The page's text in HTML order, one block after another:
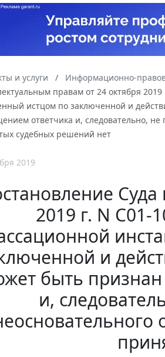
и услуги Информационно-
правам от 24 октября
истцом по заключенной и
ответчика и, следовательно,
судебных решений нет
2019
2019 г. N С01-
и
быть
и,